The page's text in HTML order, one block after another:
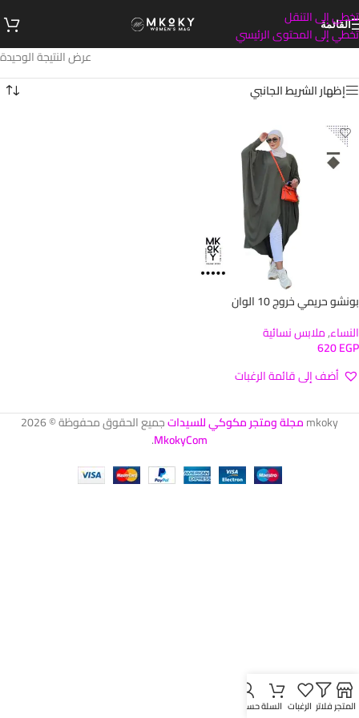
تخطي إلى التنقل
تخطي إلى المحتوى الرئيسي
القائمة
عرض النتيجة الوحيدة
إظهار الشريط الجانبي
بونشو حريمي خروج 10 الوان
النساء,ملابس نسائية
620EGP
أضف إلى قائمة الرغبات
mkokyمجلة ومتجر مكوكي للسيداتجميع الحقوق محفوظة © 2026
MkokyCom
.
المتجرفلاتر الرغبات السلةحسابي